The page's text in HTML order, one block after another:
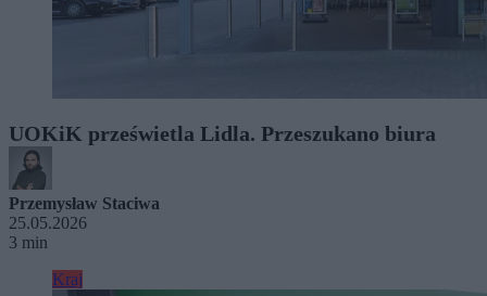
UOKiK prześwietla Lidla. Przeszukano biura
Przemysław Staciwa
25.05.2026
3 min
Kraj